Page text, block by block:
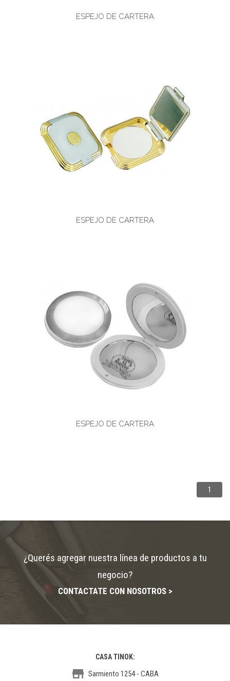
ESPEJO DE CARTERA
ESPEJO DE CARTERA
ESPEJO DE CARTERA
1
¿Querés agregar nuestra línea de productos a tu
negocio?
CONTACTATE CON NOSOTROS >
CASA TINOK:
Sarmiento 1254 - CABA